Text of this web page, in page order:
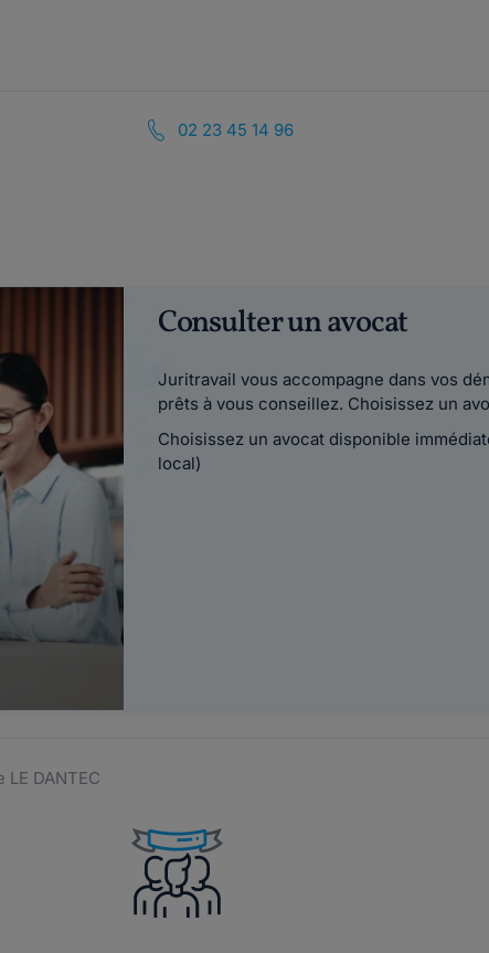
02 23 45 14 96
Consulter un avocat
Juritravail vous accompagne dans vos
prêts à vous conseillez. Choisissez un
Choisissez un avocat disponible
local)
DANTEC